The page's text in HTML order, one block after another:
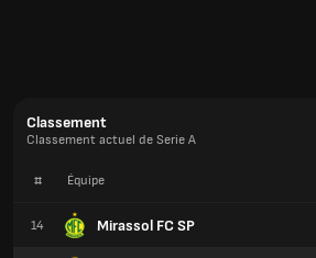
Classement
Classement actuel de Serie A
# Équipe
14 Mirassol FC SP